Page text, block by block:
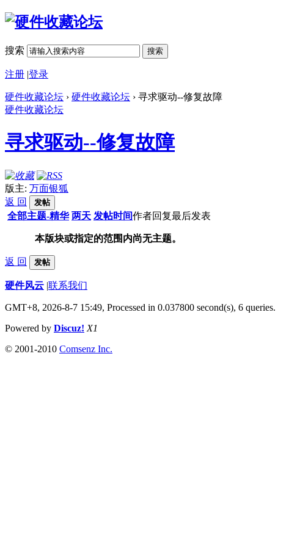
搜索 搜索
注册 |登录
硬件收藏论坛 › 硬件收藏论坛 › 寻求驱动--修复故障
硬件收藏论坛
寻求驱动--修复故障
版主: 万面银狐
返 回
发帖
全部主题-精华 两天 发帖时间作者回复最后发表
本版块或指定的范围内尚无主题。
返 回 发帖
硬件风云 |联系我们
GMT+8, 2026-8-7 15:49, Processed in 0.037800 second(s), 6 queries.
Powered by Discuz! X1
© 2001-2010 Comsenz Inc.